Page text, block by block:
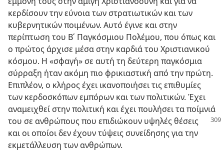
κερδίσουν την εύνοια των στρατιωτικών και των
κυβερνητικών ποιμένων. Αυτό έγινε και στην
περίπτωση του Β΄ Παγκόσμιου Πολέμου, που όπως και
ο πρώτος άρχισε μέσα στην καρδιά του Χριστιανικού
κόσμου. Η «σφαγή» σε αυτή τη δεύτερη παγκόσμια
σύρραξη ήταν ακόμη πιο φρικιαστική από την πρώτη.
Επιπλέον, ο κλήρος έχει ικανοποιήσει τις επιθυμίες
των κερδοσκόπων εμπόρων και των πολιτικών. Έχει
αναμειχθεί στην πολιτική και έχει πουλήσει τα ποίμνιά
του σε ανθρώπους που επιδιώκουν υψηλές θέσεις
και οι οποίοι δεν έχουν τύψεις συνείδησης για την
εκμετάλλευση των ανθρώπων.